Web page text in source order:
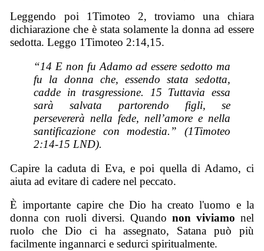
Leggendo poi 1Timoteo 2, troviamo una chiara
dichiarazione che è stata solamente la donna ad essere
sedotta. Leggo 1Timoteo 2:14,15.
“14 E non fu Adamo ad essere sedotto ma
fu la donna che, essendo stata sedotta,
cadde in trasgressione. 15 Tuttavia essa
sarà salvata partorendo figli, se
persevererà nella fede, nell’amore e nella
santificazione con modestia.” (1Timoteo
2:14-15 LND).
Capire la caduta di Eva, e poi quella di Adamo, ci
aiuta ad evitare di cadere nel peccato.
È importante capire che Dio ha creato l'uomo e la
donna con ruoli diversi. Quando non viviamo nel
ruolo che Dio ci ha assegnato, Satana può più
facilmente ingannarci e sedurci spiritualmente.